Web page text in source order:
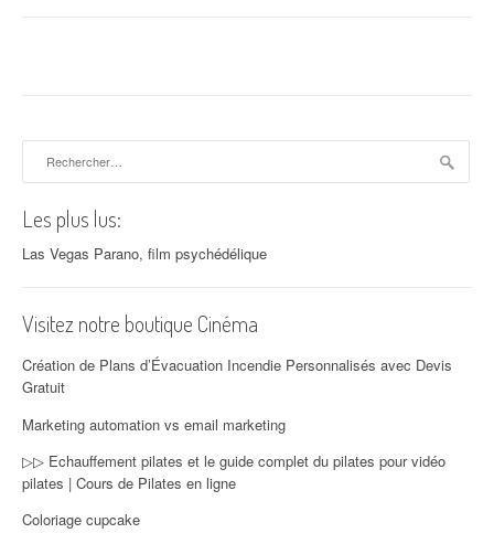
Les plus lus:
Las Vegas Parano, film psychédélique
Visitez notre boutique Cinéma
Création de Plans d’Évacuation Incendie Personnalisés avec Devis
Gratuit
Marketing automation vs email marketing
▷▷ Echauffement pilates et le guide complet du pilates pour vidéo
pilates | Cours de Pilates en ligne
Coloriage cupcake